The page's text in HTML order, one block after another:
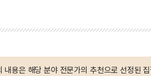
내용은 해당 분야 전문가의 추천으로 선정된